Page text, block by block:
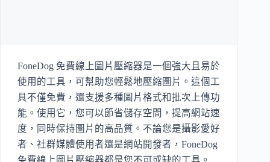
FoneDog 免費線上圖片壓縮器是一個強大且易於
使用的工具，可幫助您輕鬆地壓縮圖片。這個工
具不僅免費，還支援多種圖片格式和批次上傳功
能。使用它，您可以節省儲存空間，提高網站速
度，同時保持圖片的高品質。不論您是攝影愛好
者、社群媒體使用者還是網站開發者，FoneDog
免費線上圖片壓縮器都是您不可或缺的工具。